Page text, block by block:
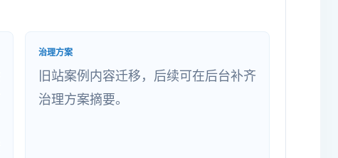
治理方案
旧站案例内容迁移，后续可在后台补齐
治理方案摘要。